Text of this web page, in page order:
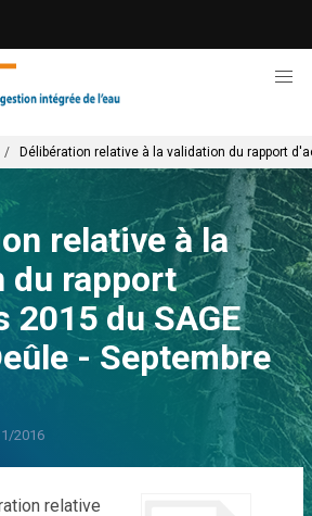
Délibération relative à la validation du rapport
relative à la
du rapport
2015 du SAGE
- Septembre
2016
relative